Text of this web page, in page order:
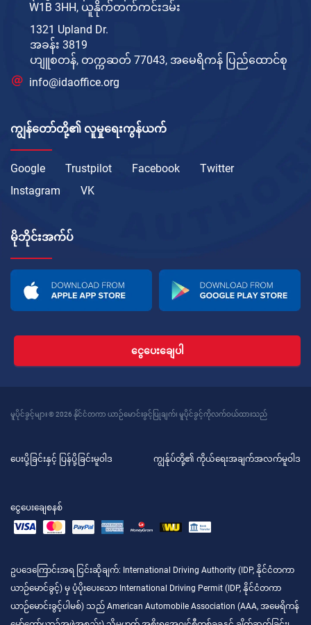
W1B 3HH, ယူနိုက်တက်ကင်းဒမ်း
1321 Upland Dr.
အခန်း 3819
ဟျူစတန်, တက္ကဆတ် 77043, အမေရိကန် ပြည်ထောင်စု
info@idaoffice.org
ကျွန်တော်တို့၏ လူမှုရေးကွန်ယက်
Google Trustpilot Facebook
Twitter
Instagram
VK
မိုဘိုင်းအက်ပ်
ငွေပေးချေပါ
မူပိုင်ခွင့်များ © 2026 နိုင်ငံတကာ ယာဉ်မောင်းခွင့်ပြုချက်၊ မူပိုင်ခွင့်ကိုလက်ဝယ်ထားသည်
ပေးပို့ခြင်းနှင့် ပြန်ပို့ခြင်းမူဝါဒ ကျွန်ုပ်တို့၏ ကိုယ်ရေးအချက်အလက်မူဝါဒ
ငွေပေးချေစနစ်
ဥပဒေကြောင်းအရ ငြင်းဆိုချက်: International Driving Authority (IDP, နိုင်ငံတကာ
ယာဉ်မောင်ခွင့်) မှ ပံ့ပိုးပေးသော International Driving Permit (IDP, နိုင်ငံတကာ
ယာဉ်မောင်းခွင့်ပါမစ်) သည် American Automobile Association (AAA, အမေရိကန်